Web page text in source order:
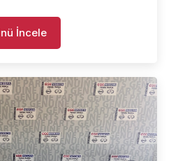
İncele